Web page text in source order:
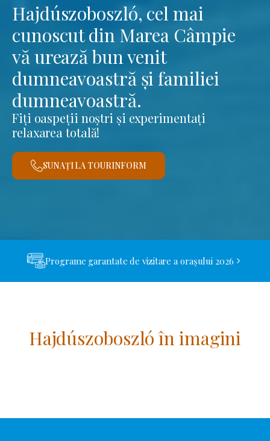
Hajdúszoboszló, cel mai
cunoscut din Marea Câmpie
vă urează bun venit
dumneavoastră și familiei
dumneavoastră.
Fiți oaspeții noștri și experimentați
relaxarea totală!
SUNAȚI LA TOURINFORM
Programe garantate de vizitare a orașului 2026
Hajdúszoboszló în imagini